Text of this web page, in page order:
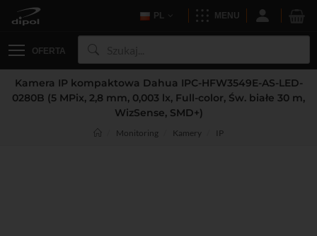
PL MENU
OFERTA
Kamera IP kompaktowa Dahua IPC-HFW3549E-AS-LED-
0280B (5 MPix, 2,8 mm, 0,003 lx, Full-color, Św. białe 30 m,
WizSense, SMD+)
Monitoring Kamery IP